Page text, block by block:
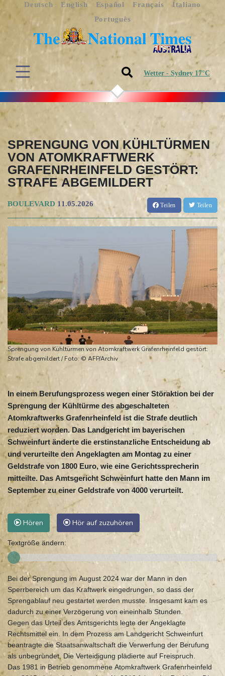
Deutsch English Español Français
Italiano
Português
Wetter - Sydney 17°C
SPRENGUNG VON KÜHLTÜRMEN
VON ATOMKRAFTWERK
GRAFENRHEINFELD GESTÖRT:
STRAFE ABGEMILDERT
BOULEVARD 11.05.2026 Teilen Teilen
Sprengung von Kühltürmen von Atomkraftwerk Grafenrheinfeld gestört:
Strafe abgemildert / Foto: © AFP/Archiv
In einem Berufungsprozess wegen einer Störaktion bei der
Sprengung der Kühltürme des abgeschalteten
Atomkraftwerks Grafenrheinfeld ist die Strafe deutlich
reduziert worden. Das Landgericht im bayerischen
Schweinfurt änderte die erstinstanzliche Entscheidung ab
und verurteilte den Angeklagten am Montag zu einer
Geldstrafe von 1800 Euro, wie eine Gerichtssprecherin
mitteilte. Das Amtsgericht Schweinfurt hatte den Mann im
September zu einer Geldstrafe von 4000 verurteilt.
Hören Hör auf zuzuhören
Textgröße ändern:
Bei der Sprengung im August 2024 war der Mann in den
Sperrbereich um das Kraftwerk eingedrungen, so dass der
Sprengablauf neu gestartet werden musste. Insgesamt kam es
dadurch zu einer Verzögerung von eineinhalb Stunden.
Gegen das Urteil des Amtsgerichts legte der Angeklagte
Rechtsmittel ein. In dem Prozess am Landgericht Schweinfurt
beantragte die Staatsanwaltschaft die Verwerfung der Berufung
als unbegründet. Die Verteidigung plädierte auf Freispruch.
Das 1981 in Betrieb genommene Atomkraftwerk Grafenrheinfeld